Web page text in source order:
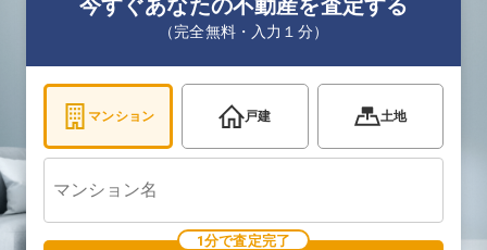
今すぐあなたの不動産を査定する
（完全無料・入力１分）
マンション 戸建 土地
1分で査定完了